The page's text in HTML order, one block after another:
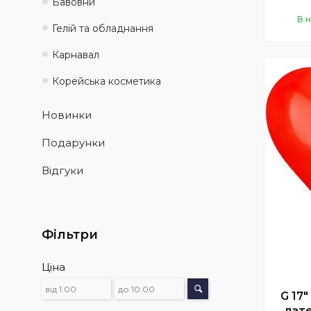
В
G
Гелій та обладнання
Карнавал
Корейська косметика
Новинки
Подарунки
Відгуки
Фільтри
Ціна